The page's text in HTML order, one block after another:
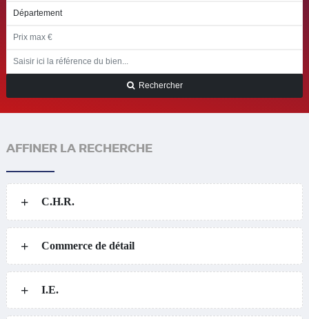
Rechercher
AFFINER LA RECHERCHE
C.H.R.
Commerce de détail
I.E.